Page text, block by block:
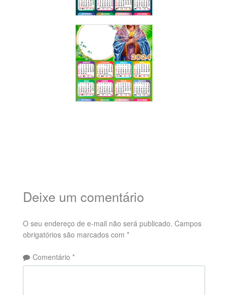
Deixe um comentário
O seu endereço de e-mail não será publicado. Campos
obrigatórios são marcados com *
Comentário *